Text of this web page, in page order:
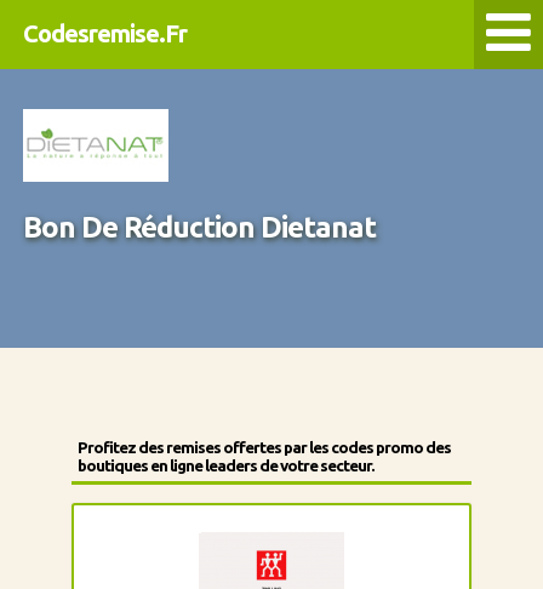
Codesremise.Fr
Bon De Réduction Dietanat
Profitez des remises offertes par les codes promo des
boutiques en ligne leaders de votre secteur.